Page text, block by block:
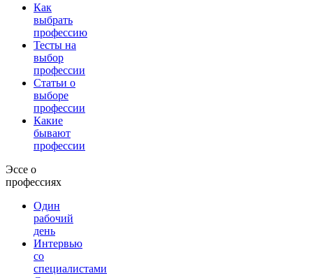
Как
выбрать
профессию
Тесты на
выбор
профессии
Статьи о
выборе
профессии
Какие
бывают
профессии
Эссе о
профессиях
Один
рабочий
день
Интервью
со
специалистами